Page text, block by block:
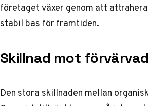
företaget växer genom att
stabil bas för framtiden.
Skillnad mot
Den stora skillnaden mellan